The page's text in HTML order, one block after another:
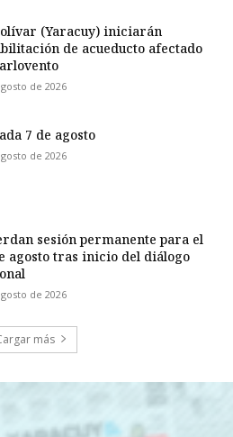
(Yaracuy) iniciarán
de acueducto afectado
de 2026
7 de agosto
de 2026
sesión permanente para el
agosto tras inicio del diálogo
de 2026
más